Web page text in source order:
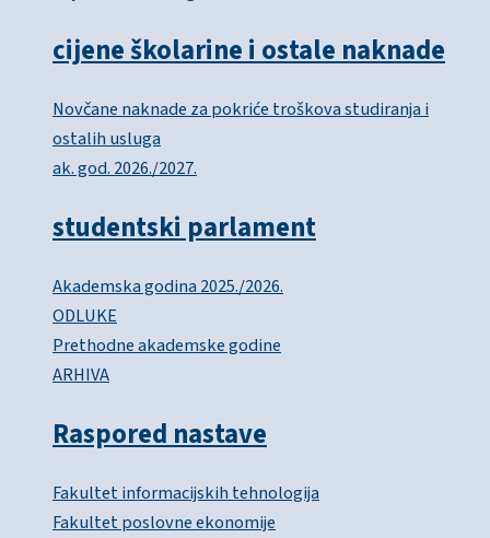
cijene školarine i ostale naknade
Novčane naknade za pokriće troškova studiranja i
ostalih usluga
ak. god. 2026./2027.
studentski parlament
Akademska godina 2025./2026.
ODLUKE
Prethodne akademske godine
ARHIVA
Raspored nastave
Fakultet informacijskih tehnologija
Fakultet poslovne ekonomije